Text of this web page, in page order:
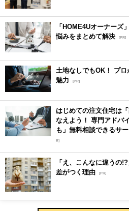
「HOME4Uオーナーズ
悩みをまとめて解決 [PR]
土地なしでもOK！ プ
魅力
[PR]
はじめての注文住宅は
なえよう！ 専門アドバ
も」無料相談できるサ
R]
「え、こんなに違うの
差がつく理由 [PR]